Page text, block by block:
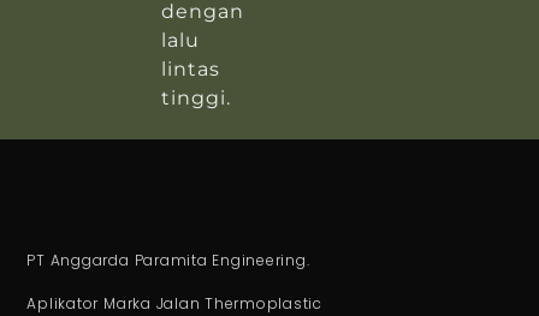
dengan
lalu
lintas
tinggi.
PT Anggarda Paramita Engineering.
Aplikator Marka Jalan Thermoplastic